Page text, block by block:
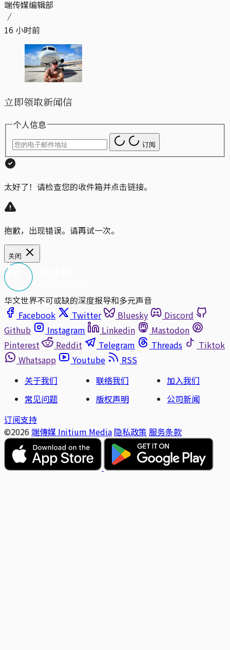
端传媒编辑部
16 小时前
立即领取新闻信
个人信息
订阅
太好了！请检查您的收件箱并点击链接。
抱歉，出现错误。请再试一次。
关闭
华文世界不可或缺的深度报导和多元声音
Facebook
Twitter Bluesky
Discord
Github
Instagram Linkedin
Mastodon
Pinterest
Reddit Telegram Threads
Tiktok
Whatsapp
Youtube
RSS
关于我们
联络我们
加入我们
常见问题
版权声明
公司新闻
订阅支持
©2026 端傳媒 Initium Media 隐私政策 服务条款